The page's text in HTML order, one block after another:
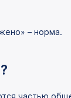
– норма.
частью